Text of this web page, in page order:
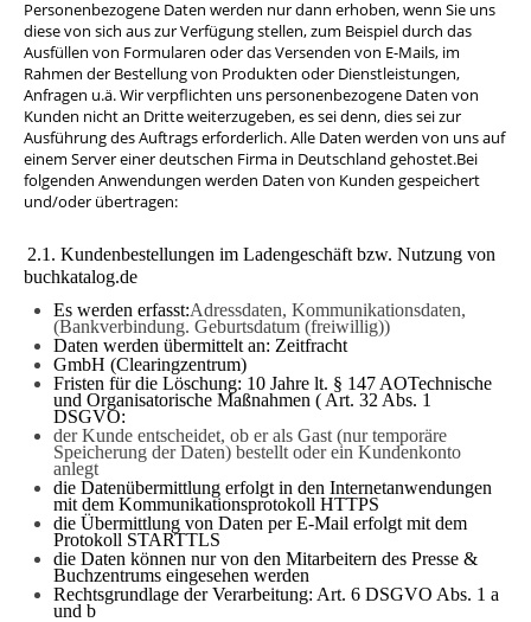
Personenbezogene Daten werden nur dann erhoben, wenn Sie uns
diese von sich aus zur Verfügung stellen, zum Beispiel durch das
Ausfüllen von Formularen oder das Versenden von E-Mails, im
Rahmen der Bestellung von Produkten oder Dienstleistungen,
Anfragen u.ä. Wir verpflichten uns personenbezogene Daten von
Kunden nicht an Dritte weiterzugeben, es sei denn, dies sei zur
Ausführung des Auftrags erforderlich. Alle Daten werden von uns auf
einem Server einer deutschen Firma in Deutschland gehostet.Bei
folgenden Anwendungen werden Daten von Kunden gespeichert
und/oder übertragen:
2.1. Kundenbestellungen im Ladengeschäft bzw. Nutzung von
buchkatalog.de
Es werden erfasst:Adressdaten, Kommunikationsdaten,
(Bankverbindung. Geburtsdatum (freiwillig))
Daten werden übermittelt an: Zeitfracht
GmbH (Clearingzentrum)
Fristen für die Löschung: 10 Jahre lt. § 147 AOTechnische
und Organisatorische Maßnahmen ( Art. 32 Abs. 1
DSGVO:
der Kunde entscheidet, ob er als Gast (nur temporäre
Speicherung der Daten) bestellt oder ein Kundenkonto
anlegt
die Datenübermittlung erfolgt in den Internetanwendungen
mit dem Kommunikationsprotokoll HTTPS
die Übermittlung von Daten per E-Mail erfolgt mit dem
Protokoll STARTTLS
die Daten können nur von den Mitarbeitern des Presse &
Buchzentrums eingesehen werden
Rechtsgrundlage der Verarbeitung: Art. 6 DSGVO Abs. 1 a
und b